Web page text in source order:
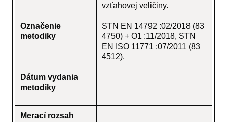
vzťahovej veličiny.
Označenie
metodiky
STN EN 14792 :02/2018 (83
4750) + O1 :11/2018, STN
EN ISO 11771 :07/2011 (83
4512),
Dátum vydania
metodiky
Merací rozsah